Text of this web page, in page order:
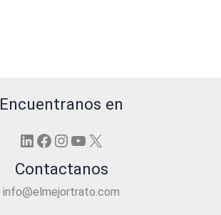
Encuentranos en
LinkedIn
Facebook
Instagram
YouTube
X
Contactanos
info@elmejortrato.com